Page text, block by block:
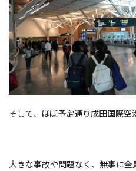
そして、ほぼ予定通り成田国際空
大きな事故や問題なく、無事に